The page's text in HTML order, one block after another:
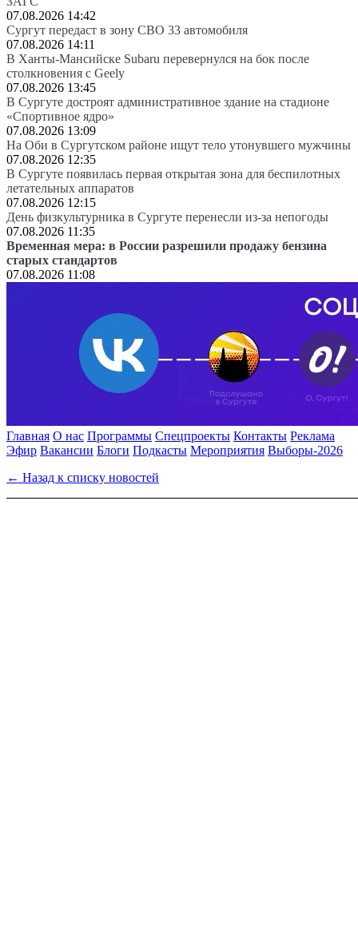
07.08.2026 14:42
Сургут передаст в зону СВО 33 автомобиля
07.08.2026 14:11
В Ханты-Мансийске Subaru перевернулся на бок после
столкновения с Geely
07.08.2026 13:45
В Сургуте достроят административное здание на стадионе
«Спортивное ядро»
07.08.2026 13:09
На Оби в Сургутском районе ищут тело утонувшего мужчины
07.08.2026 12:35
В Сургуте появилась первая открытая зона для беспилотных
летательных аппаратов
07.08.2026 12:15
День физкультурника в Сургуте перенесли из-за непогоды
07.08.2026 11:35
Временная мера: в России разрешили продажу бензина
старых стандартов
07.08.2026 11:08
Главная О нас Программы Спецпроекты Контакты Реклама
Эфир Вакансии Блоги Подкасты Мероприятия Выборы-2026
← Назад к списку новостей